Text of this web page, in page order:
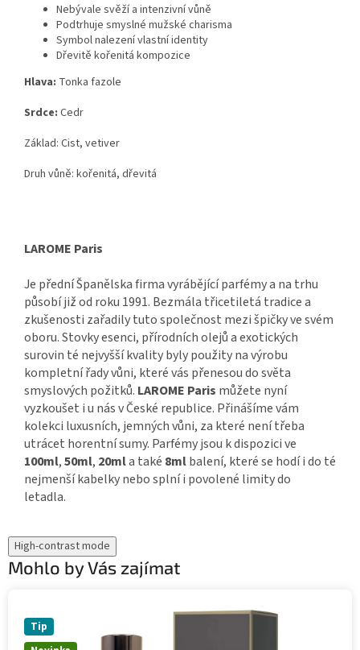
Nebývale svěží a intenzivní vůně
Podtrhuje smyslné mužské charisma
Symbol nalezení vlastní identity
Dřevitě kořenitá kompozice
Hlava: Tonka fazole
Srdce: Cedr
Základ: Cist, vetiver
Druh vůně: kořenitá, dřevitá
LAROME Paris
Je přední Španělska firma vyrábějící parfémy a na trhu
působí již od roku 1991. Bezmála třicetiletá tradice a
zkušenosti zařadily tuto společnost mezi špičky ve svém
oboru. Stovky esenci, přírodních olejů a exotických
surovin té nejvyšší kvality byly použity na výrobu
kompletní řady vůni, které vás přenesou do světa
smyslových požitků. LAROME Paris můžete nyní
vyzkoušet i u nás v České republice. Přinášíme vám
kolekci luxusních, jemných vůni, za které není třeba
utrácet horentní sumy. Parfémy jsou k dispozici ve
100ml,50ml, 20mla také 8mlbalení, které se hodí i do té
nejmenší kabelky nebo splní i povolené limity do
letadla.
High-contrast mode
Mohlo by Vás zajímat
Tip